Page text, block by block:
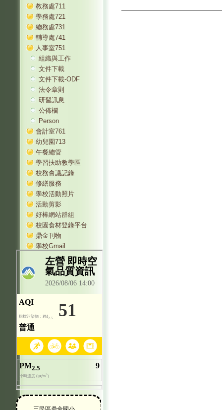
教務處711
學務處721
總務處731
輔導處741
人事室751
組織與工作
文件下載
文件下載-ODF
法令章則
研習訊息
公佈欄
Person
會計室761
幼兒園713
午餐總管
學習扶助教學區
校務會議記錄
修繕服務
學校活動照片
活動剪影
好棒網站群組
校園食材登錄平台
鼎金刊物
學校Gmail